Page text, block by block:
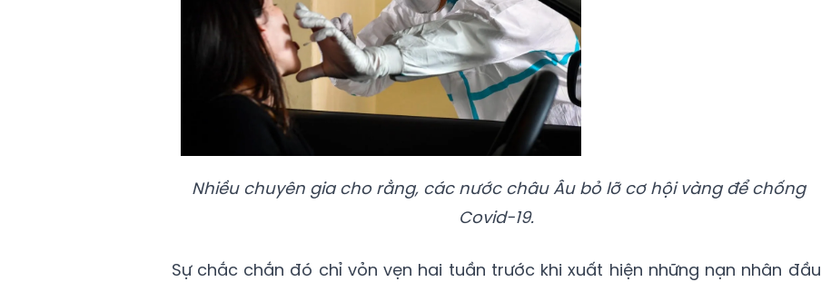
Nhiều chuyên gia cho rằng, các nước châu Âu bỏ lỡ cơ hội vàng để chống
Covid-19.
Sự chắc chắn đó chỉ vỏn vẹn hai tuần trước khi xuất hiện những nạn nhân đầu